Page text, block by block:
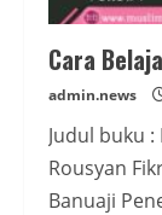
Cara
admin.news
Judul buku
Rousyan
Banuaji